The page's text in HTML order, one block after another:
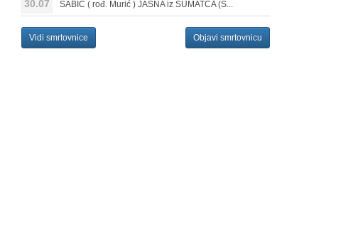
30.07 ŠABIĆ ( rođ. Murić ) JASNA iz ŠUMATCA (S...
Vidi smrtovnice Objavi smrtovnicu